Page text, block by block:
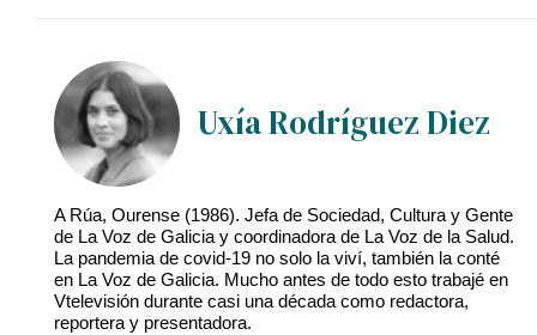
Uxía Rodríguez Diez
A Rúa, Ourense (1986). Jefa de Sociedad, Cultura y Gente
de La Voz de Galicia y coordinadora de La Voz de la Salud.
La pandemia de covid-19 no solo la viví, también la conté
en La Voz de Galicia. Mucho antes de todo esto trabajé en
Vtelevisión durante casi una década como redactora,
reportera y presentadora.